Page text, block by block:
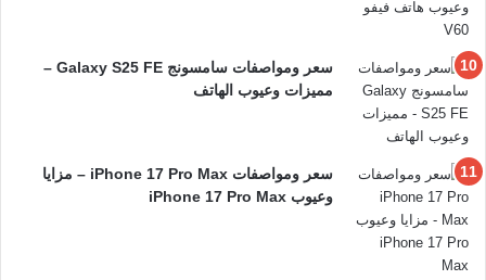
سعر ومواصفات سامسونج Galaxy S25 FE –
مميزات وعيوب الهاتف
سعر ومواصفات iPhone 17 Pro Max – مزايا
وعيوب iPhone 17 Pro Max